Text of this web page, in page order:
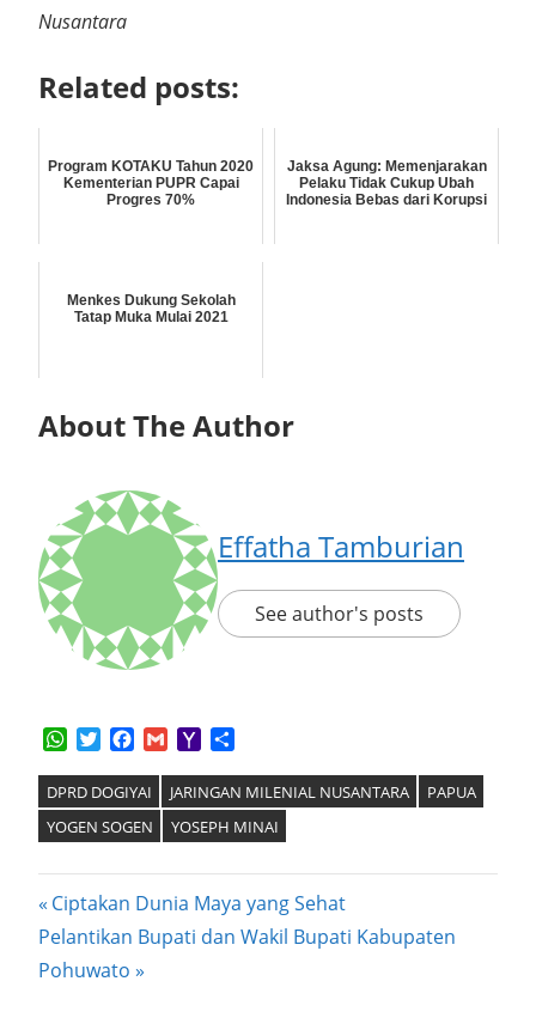
Nusantara
Related posts:
Program KOTAKU Tahun 2020
Kementerian PUPR Capai
Progres 70%
Jaksa Agung: Memenjarakan
Pelaku Tidak Cukup Ubah
Indonesia Bebas dari Korupsi
Menkes Dukung Sekolah
Tatap Muka Mulai 2021
About The Author
Effatha Tamburian
See author's posts
WhatsApp
TwitterFacebook
GmailYahoo
DPRD DOGIYAI JARINGAN MILENIAL NUSANTARA
PAPUA
YOGEN SOGEN
YOSEPH MINAI
Post
navigation
Previous
Post:
Ciptakan Dunia Maya yang Sehat
Next
Post:
Pelantikan Bupati dan Wakil Bupati Kabupaten
Pohuwato